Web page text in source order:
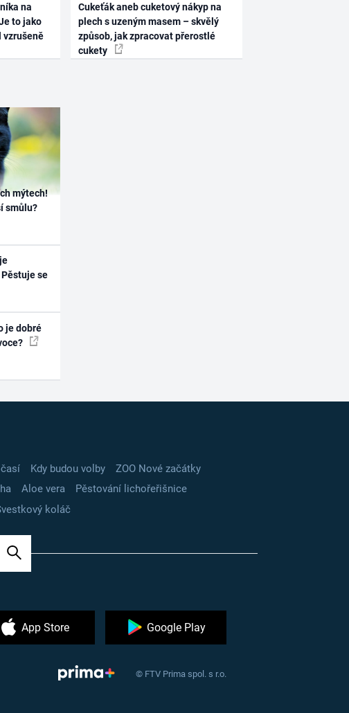
na
to jako
vzrušeně
Cukeťák aneb cuketový nákyp na
plech s uzeným masem – skvělý
způsob, jak zpracovat přerostlé
cukety
mýtech!
smůlu?
se
je dobré
Kdy budou volby
ZOO Nové začátky
Aloe vera
Pěstování lichořeřišnice
koláč
App Store Google Play
© FTV Prima spol. s r.o.